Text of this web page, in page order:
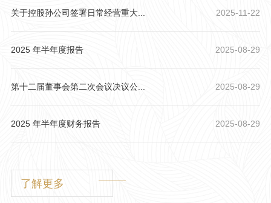
关于控股孙公司签署日常经营重大... 2025-11-22
2025 年半年度报告 2025-08-29
第十二届董事会第二次会议决议公... 2025-08-29
2025 年半年度财务报告 2025-08-29
了解更多